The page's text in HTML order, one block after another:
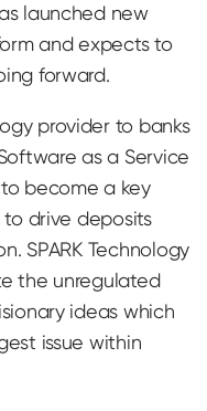
launched new
and expects to
forward.
provider to banks
as a Service
become a key
drive deposits
SPARK Technology
the unregulated
ideas which
issue within